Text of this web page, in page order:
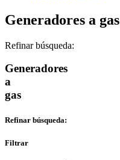
Generadores a gas
Refinar búsqueda:
Generadores
a
gas
Refinar búsqueda:
Filtrar